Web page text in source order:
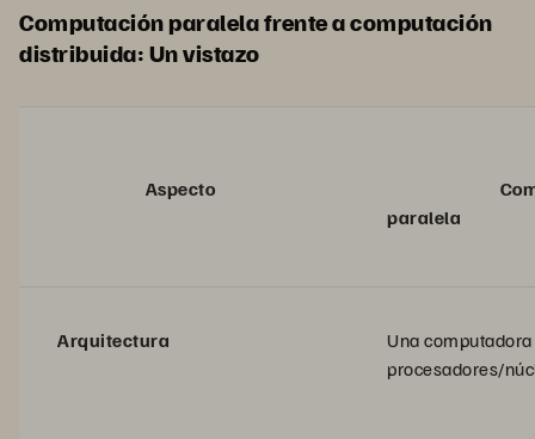
Computación paralela frente a computación
distribuida: Un vistazo
Aspecto
paralela
Arquitectura
Una
procesadores/